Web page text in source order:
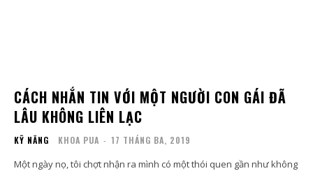
CÁCH NHẮN TIN VỚI MỘT NGƯỜI CON GÁI ĐÃ
LÂU KHÔNG LIÊN LẠC
KỸ NĂNG KHOA PUA - 17 THÁNG BA, 2019
Một ngày nọ, tôi chợt nhận ra mình có một thói quen gần như không